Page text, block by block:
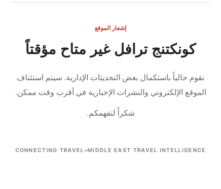
إشعار الموقع
كونكتنج ترافل غير متاح مؤقتاً
نقوم حالياً باستكمال بعض التحديثات الإدارية. سيتم استئناف
الموقع الإلكتروني والنشرات الإخبارية في أقرب وقت ممكن.
شكراً لتفهمكم.
CONNECTING TRAVEL •MIDDLE EAST TRAVEL INTELLIGENCE